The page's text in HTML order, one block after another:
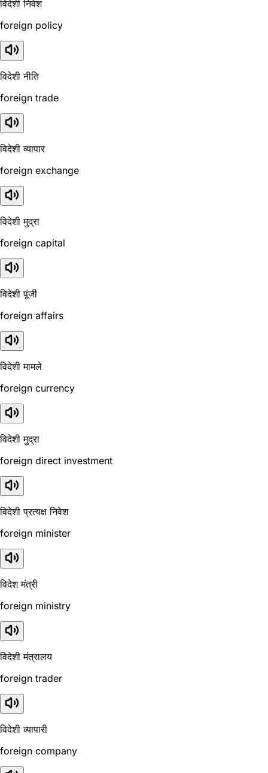
विदेशी निवेश
foreign policy
विदेशी नीति
foreign trade
विदेशी व्यापार
foreign exchange
विदेशी मुद्रा
foreign capital
विदेशी पूंजी
foreign affairs
विदेशी मामले
foreign currency
विदेशी मुद्रा
foreign direct investment
विदेशी प्रत्यक्ष निवेश
foreign minister
विदेश मंत्री
foreign ministry
विदेशी मंत्रालय
foreign trader
विदेशी व्यापारी
foreign company